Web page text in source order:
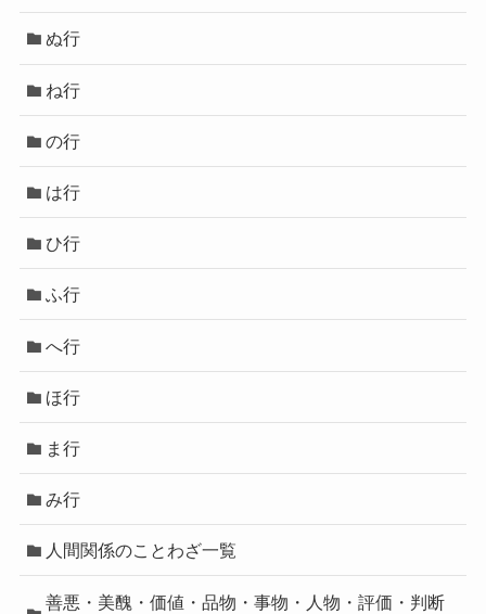
ぬ行
ね行
の行
は行
ひ行
ふ行
へ行
ほ行
ま行
み行
人間関係のことわざ一覧
善悪・美醜・価値・品物・事物・人物・評価・判断